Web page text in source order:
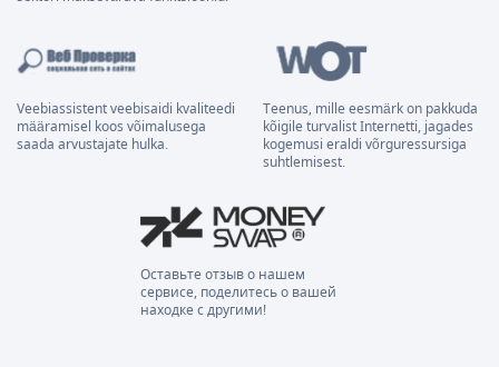
Veebiassistent veebisaidi kvaliteedi
määramisel koos võimalusega
saada arvustajate hulka.
Teenus, mille eesmärk on pakkuda
kõigile turvalist Internetti, jagades
kogemusi eraldi võrguressursiga
suhtlemisest.
Оставьте отзыв о нашем
сервисе, поделитесь о вашей
находке с другими!